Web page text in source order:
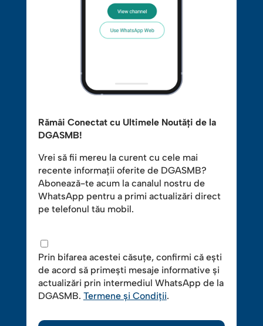
Rămâi Conectat cu Ultimele Noutăți de la
DGASMB!
Vrei să fii mereu la curent cu cele mai
recente informații oferite de DGASMB?
Abonează-te acum la canalul nostru de
WhatsApp pentru a primi actualizări direct
pe telefonul tău mobil.
Prin bifarea acestei căsuțe, confirmi că ești
de acord să primești mesaje informative și
actualizări prin intermediul WhatsApp de la
DGASMB. Termene și Condiții.